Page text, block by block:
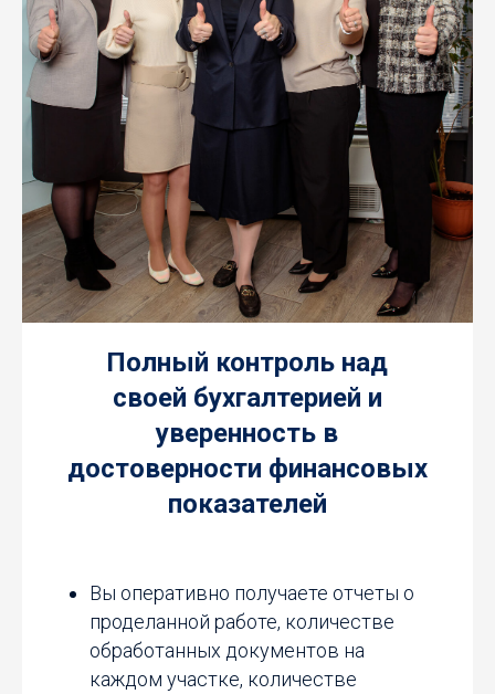
Полный контроль над
своей бухгалтерией и
уверенность в
достоверности финансовых
показателей
Вы оперативно получаете отчеты о
проделанной работе, количестве
обработанных документов на
каждом участке, количестве